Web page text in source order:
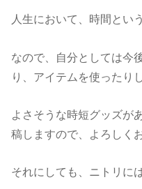
人生において、時間とい
なので、自分としては今
り、アイテムを使ったり
よさそうな時短グッズが
稿しますので、よろしく
それにしても、ニトリに